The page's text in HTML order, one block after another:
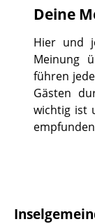
Deine
Hier und
Meinung
führen
Gästen
wichtig ist